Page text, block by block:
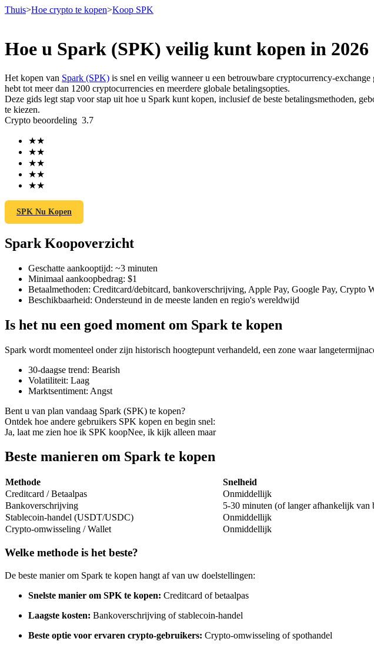
Termijncontracten
USDT-futures
TradFi
Derivaten voor aandelen, forex, edelmetalen en grondstoffen
USDC-futures
Thuis>Hoe crypto te kopen>Koop SPK
Hoe u Spark (SPK) veilig kunt kopen in 2026
Het kopen van Spark (SPK) is snel en veilig wanneer u een betrouwbare cryptocurrency-
hebt tot meer dan 1200 cryptocurrencies en meerdere globale betalingsopties.
Deze gids legt stap voor stap uit hoe u Spark kunt kopen, inclusief de beste betalingsmethoden,
te kiezen.
Crypto beoordeling 3.7
★★
★★
★★
★★
★★
SPK Nu Kopen
Spark Koopoverzicht
Geschatte aankooptijd: ~3 minuten
Minimaal aankoopbedrag: $1
Betaalmethoden: Creditcard/debitcard, bankoverschrijving, Apple Pay, Google Pay, Crypto
Beschikbaarheid: Ondersteund in de meeste landen en regio's wereldwijd
Is het nu een goed moment om Spark te kopen
Spark wordt momenteel onder zijn historisch hoogtepunt verhandeld, een zone waar
30-daagse trend: Bearish
Volatiliteit: Laag
Marktsentiment: Angst
Bent u van plan vandaag Spark (SPK) te kopen?
Ontdek hoe andere gebruikers SPK kopen en begin snel:
Ja, laat me zien hoe ik SPK koopNee, ik kijk alleen maar
Beste manieren om Spark te kopen
Methode Snelheid
Creditcard / Betaalpas
Onmiddellijk
Bankoverschrijving
5-30 minuten (of langer afhankelijk van
Stablecoin-handel (USDT/USDC)
Onmiddellijk
Crypto-omwisseling / Wallet
Onmiddellijk
Welke methode is het beste?
De beste manier om Spark te kopen hangt af van uw doelstellingen:
Snelste manier om SPK te kopen: Creditcard of betaalpas
Laagste kosten: Bankoverschrijving of stablecoin-handel
Beste optie voor ervaren crypto-gebruikers: Crypto-omwisseling of spothandel